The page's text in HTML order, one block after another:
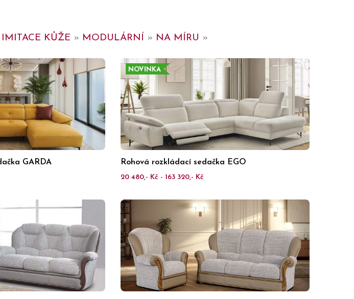
IMITACE KŮŽE » MODULÁRNÍ » NA MÍRU »
GARDA
NOVINKA
Rohová rozkládací sedačka EGO
20 480,- Kč - 163 320,- Kč